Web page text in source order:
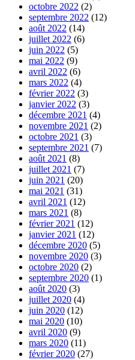
octobre 2022 (2)
septembre 2022 (12)
août 2022 (14)
juillet 2022 (6)
juin 2022 (5)
mai 2022 (9)
avril 2022 (6)
mars 2022 (4)
février 2022 (3)
janvier 2022 (3)
décembre 2021 (4)
novembre 2021 (2)
octobre 2021 (3)
septembre 2021 (7)
août 2021 (8)
juillet 2021 (7)
juin 2021 (20)
mai 2021 (31)
avril 2021 (12)
mars 2021 (8)
février 2021 (12)
janvier 2021 (12)
décembre 2020 (5)
novembre 2020 (3)
octobre 2020 (2)
septembre 2020 (1)
août 2020 (3)
juillet 2020 (4)
juin 2020 (12)
mai 2020 (10)
avril 2020 (9)
mars 2020 (11)
février 2020 (27)